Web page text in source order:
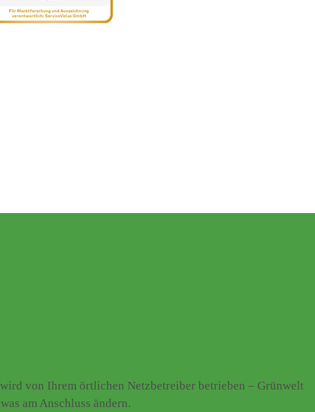
von Ihrem örtlichen Netzbetreiber betrieben – Grünwelt
am Anschluss ändern.